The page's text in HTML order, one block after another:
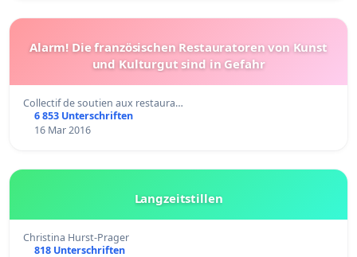
Alarm! Die französischen Restauratoren von Kunst
und Kulturgut sind in Gefahr
Collectif de soutien aux restaura…
6 853 Unterschriften
16 Mar 2016
Langzeitstillen
Christina Hurst-Prager
818 Unterschriften